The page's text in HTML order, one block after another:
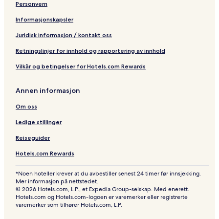
S
a
y
!
M
n
a
c
i
l
t
e
s
N
e
a
r
b
Personvern
Informasjonskapsler
Juridisk informasjon / kontakt oss
Retningslinjer for innhold og rapportering av innhold
Vilkår og betingelser for Hotels.com Rewards
Annen informasjon
Om oss
Ledige stillinger
Reiseguider
Hotels.com Rewards
*Noen hoteller krever at du avbestiller senest 24 timer før innsjekking.
Mer informasjon på nettstedet.
© 2026 Hotels.com, L.P., et Expedia Group-selskap. Med enerett.
Hotels.com og Hotels.com-logoen er varemerker eller registrerte
varemerker som tilhører Hotels.com, L.P.